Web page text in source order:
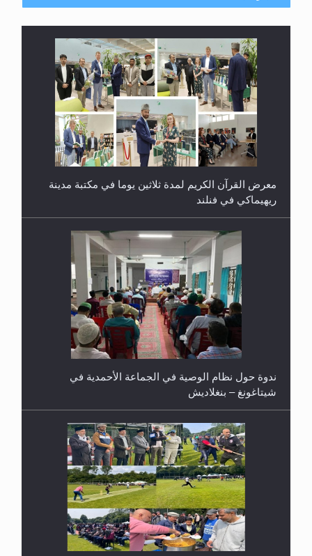
معرض القرآن الكريم لمدة ثلاثين يوما في مكتبة مدينة
ريهيماكي في فنلند
ندوة حول نظام الوصية في الجماعة الأحمدية في
شيتاغونغ – بنغلاديش